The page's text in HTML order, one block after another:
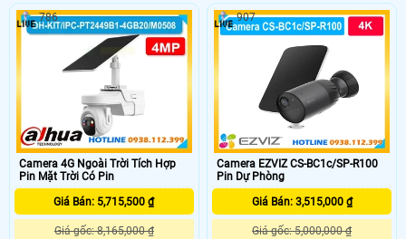
phân giải 8.0MP, trang bị chống
nước chuẩn IP 56, hỗ trợ thẻ nhớ
512Gb, kèm theo đấy là khả năng
quay 360 độ và đàm thoại 2 chiều
trực tiếp
Thiết kế khép kín,tích hợp khe cắm
thẻ nhớ Micro SD 512GB,tầm nhìn
ban đêm 15m
Camera 4G Ngoài Trời Tích Hợp
Pin Mặt Trời Có Pin
Giá Bán: 5,715,500 ₫
Giá gốc: 8,165,000 ₫
786
Camera EZVIZ CS-BC1c/SP-R100
Pin Dự Phòng
Giá Bán: 3,515,000 ₫
Giá gốc: 5,000,000 ₫
907